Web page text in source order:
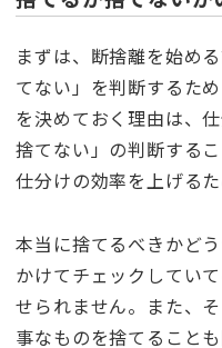
まずは、断捨離を始め
てない」を判断するた
を決めておく理由は、
捨てない」の判断する
仕分けの効率を上げるた
本当に捨てるべきかど
かけてチェックしてい
せられません。また、
事なものを捨てること